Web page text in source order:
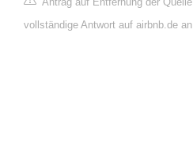
vollständige Antwort auf airbnb.de an